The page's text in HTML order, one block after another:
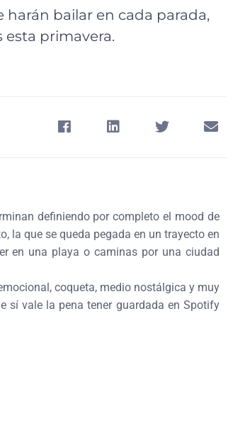
harán bailar en cada parada,
esta primavera.
definiendo por completo el mood de
la que se queda pegada en un trayecto en
en una playa o caminas por una ciudad
coqueta, medio nostálgica y muy
sí vale la pena tener guardada en Spotify